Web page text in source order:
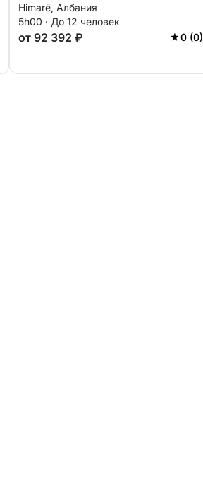
побережья и отдыха
Himarë, Албания
5h00 · До 12 человек
от 92 392 ₽ 0 (0)